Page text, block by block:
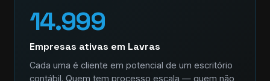
14.999
Empresas ativas em Lavras
Cada uma é cliente em potencial de um escritório
contábil. Quem tem processo escala — quem não